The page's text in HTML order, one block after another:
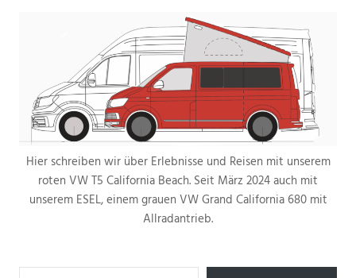
Hier schreiben wir über Erlebnisse und Reisen mit unserem
roten VW T5 California Beach. Seit März 2024 auch mit
unserem ESEL, einem grauen VW Grand California 680 mit
Allradantrieb.
Gib deine E-Mail-Adresse ein ...